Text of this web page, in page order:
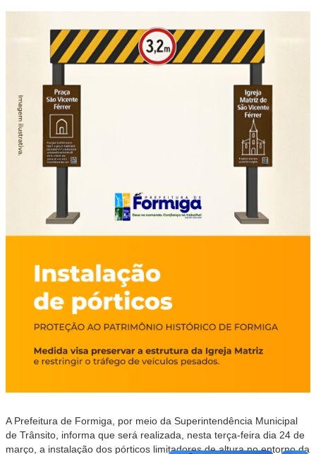
A Prefeitura de Formiga, por meio da Superintendência Municipal
de Trânsito, informa que será realizada, nesta terça-feira dia 24 de
março, a instalação dos pórticos limitadores de altura no entorno da